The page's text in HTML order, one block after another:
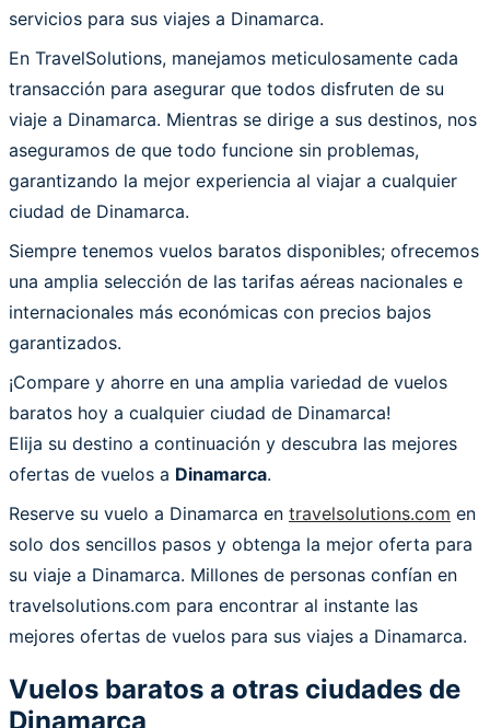
servicios para sus viajes a Dinamarca.
En TravelSolutions, manejamos meticulosamente cada
transacción para asegurar que todos disfruten de su
viaje a Dinamarca. Mientras se dirige a sus destinos, nos
aseguramos de que todo funcione sin problemas,
garantizando la mejor experiencia al viajar a cualquier
ciudad de Dinamarca.
Siempre tenemos vuelos baratos disponibles; ofrecemos
una amplia selección de las tarifas aéreas nacionales e
internacionales más económicas con precios bajos
garantizados.
¡Compare y ahorre en una amplia variedad de vuelos
baratos hoy a cualquier ciudad de Dinamarca!
Elija su destino a continuación y descubra las mejores
ofertas de vuelos a Dinamarca.
Reserve su vuelo a Dinamarca en travelsolutions.com en
solo dos sencillos pasos y obtenga la mejor oferta para
su viaje a Dinamarca. Millones de personas confían en
travelsolutions.com para encontrar al instante las
mejores ofertas de vuelos para sus viajes a Dinamarca.
Vuelos baratos a otras ciudades de
Dinamarca